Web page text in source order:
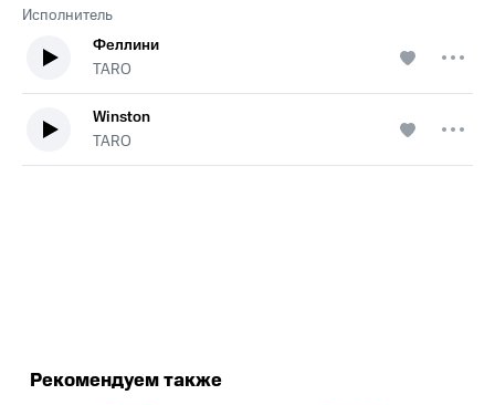
Исполнитель
Феллини
TARO
Winston
TARO
Рекомендуем также